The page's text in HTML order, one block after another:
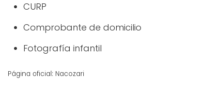
CURP
Comprobante de domicilio
Fotografía infantil
Página oficial: Nacozari